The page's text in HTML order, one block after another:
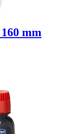
mm